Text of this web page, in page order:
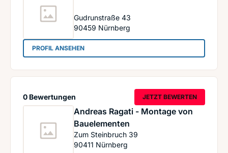
Gudrunstraße 43
90459 Nürnberg
PROFIL ANSEHEN: Swatosch Fensterbau
Andreas Ragati - Montage von
Bauelementen
Zum Steinbruch 39
90411 Nürnberg
0 Bewertungen JETZT BEWERTEN